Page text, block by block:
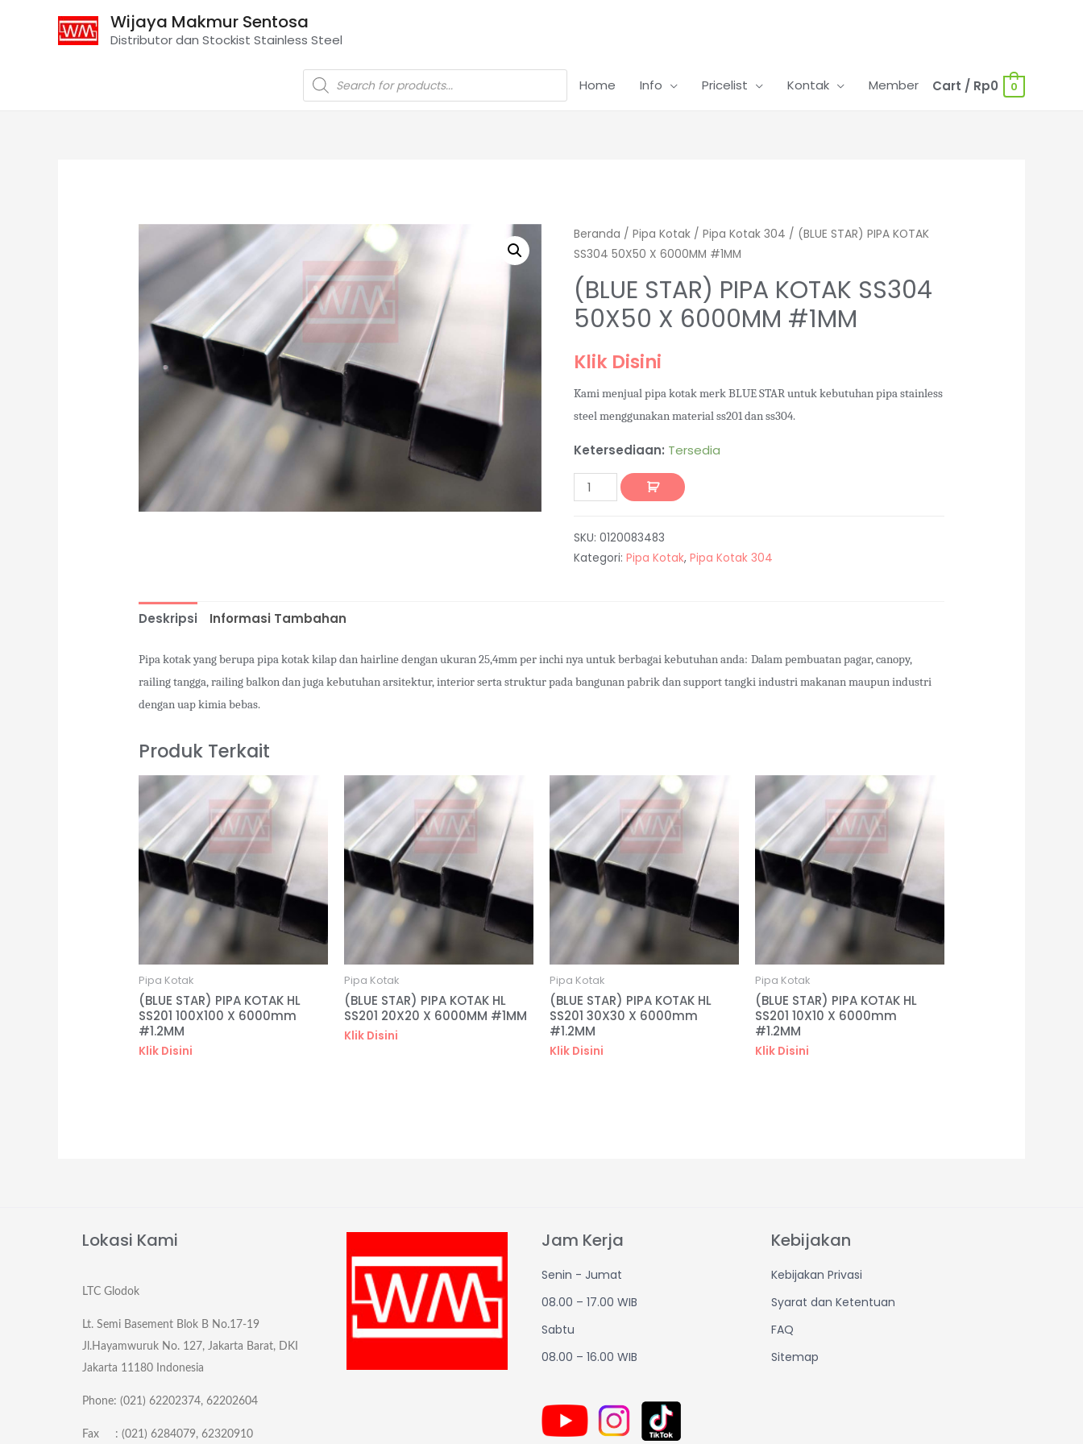
Wijaya Makmur Sentosa
Distributor dan Stockist Stainless Steel
Home Info Pricelist Kontak Member Cart / Rp0 0
Beranda / Pipa Kotak / Pipa Kotak 304 / (BLUE STAR) PIPA KOTAK
SS304 50X50 X 6000MM #1MM
(BLUE STAR) PIPA KOTAK SS304
50X50 X 6000MM #1MM
Klik Disini
Kami menjual pipa kotak merk BLUE STAR untuk kebutuhan pipa stainless
steel menggunakan material ss201 dan ss304.
Ketersediaan: Tersedia
SKU: 0120083483
Kategori: Pipa Kotak, Pipa Kotak 304
Deskripsi Informasi Tambahan
Pipa kotak yang berupa pipa kotak kilap dan hairline dengan ukuran 25,4mm per inchi nya untuk berbagai kebutuhan anda: Dalam pembuatan pagar, canopy,
railing tangga, railing balkon dan juga kebutuhan arsitektur, interior serta struktur pada bangunan pabrik dan support tangki industri makanan maupun industri
dengan uap kimia bebas.
Produk Terkait
Pipa Kotak
(BLUE STAR) PIPA KOTAK HL
SS201 100X100 X 6000mm
#1.2MM
Klik Disini
Pipa Kotak
(BLUE STAR) PIPA KOTAK HL
SS201 20X20 X 6000MM #1MM
Klik Disini
Pipa Kotak
(BLUE STAR) PIPA KOTAK HL
SS201 30X30 X 6000mm
#1.2MM
Klik Disini
Pipa Kotak
(BLUE STAR) PIPA KOTAK HL
SS201 10X10 X 6000mm
#1.2MM
Klik Disini
Lokasi Kami
LTC Glodok
Lt. Semi Basement Blok B No.17-19
Jl.Hayamwuruk No. 127, Jakarta Barat, DKI
Jakarta 11180 Indonesia
Phone: (021) 62202374, 62202604
Fax : (021) 6284079, 62320910
Jam Kerja
Senin - Jumat
08.00 – 17.00 WIB
Sabtu
08.00 – 16.00 WIB
Kebijakan
Kebijakan Privasi
Syarat dan Ketentuan
FAQ
Sitemap